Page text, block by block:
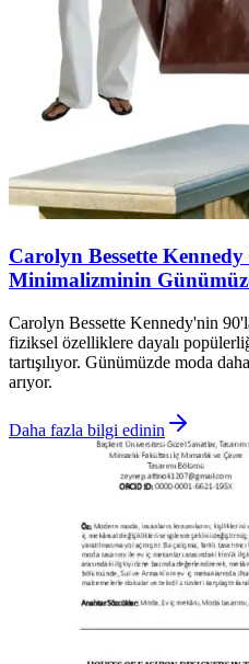
Carolyn Bessette
Minimalizminin
Carolyn Bessette Kennedy'nin
fiziksel özelliklere dayalı
tartışılıyor. Günümüzde moda
arıyor.
Daha fazla bilgi edinin